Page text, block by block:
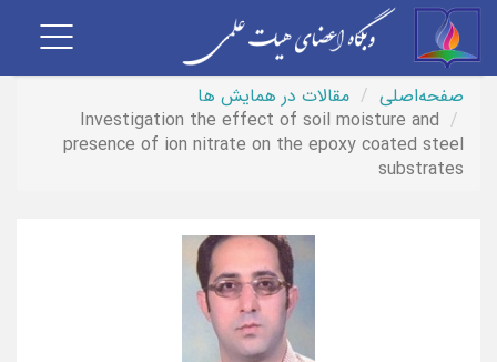
Toggle
صفحه‌اصلی
مقالات در همایش ها
Investigation the effect of soil moisture and
presence of ion nitrate on the epoxy coated steel
substrates